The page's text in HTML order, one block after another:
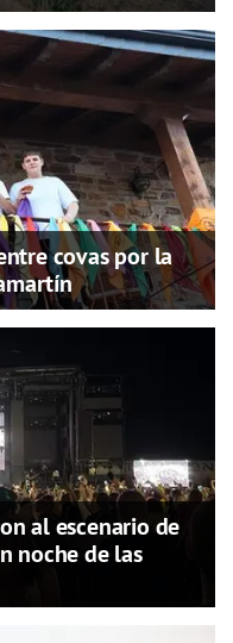
covas por la
al escenario de
noche de las